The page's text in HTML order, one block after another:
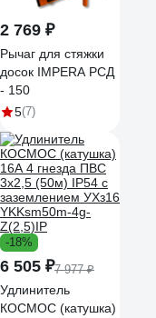
2 769 ₽
Рычаг для стяжки
досок IMPERA РСД
- 150
5(7)
-18%
6 505 ₽7 977 ₽
Удлинитель
КОСМОС (катушка)